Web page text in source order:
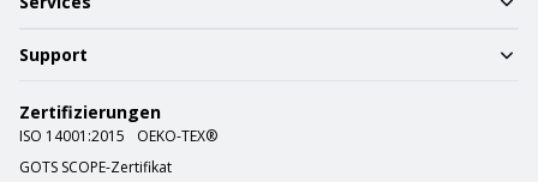
Support
Zertifizierungen
ISO 14001:2015
OEKO-TEX®
GOTS SCOPE-Zertifikat